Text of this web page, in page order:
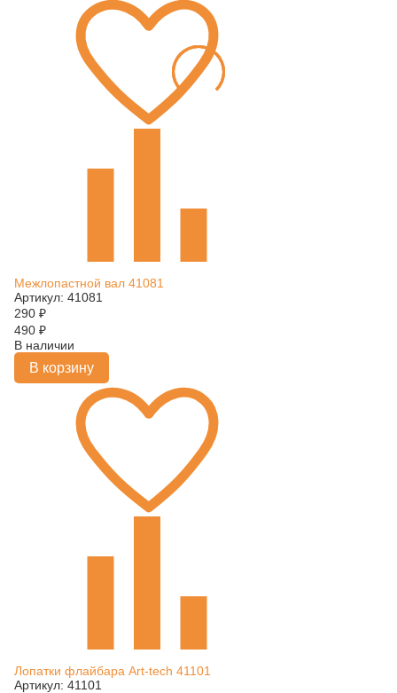
Межлопастной вал 41081
Артикул: 41081
290 ₽
490 ₽
В наличии
В корзину
Лопатки флайбара Art-tech 41101
Артикул: 41101